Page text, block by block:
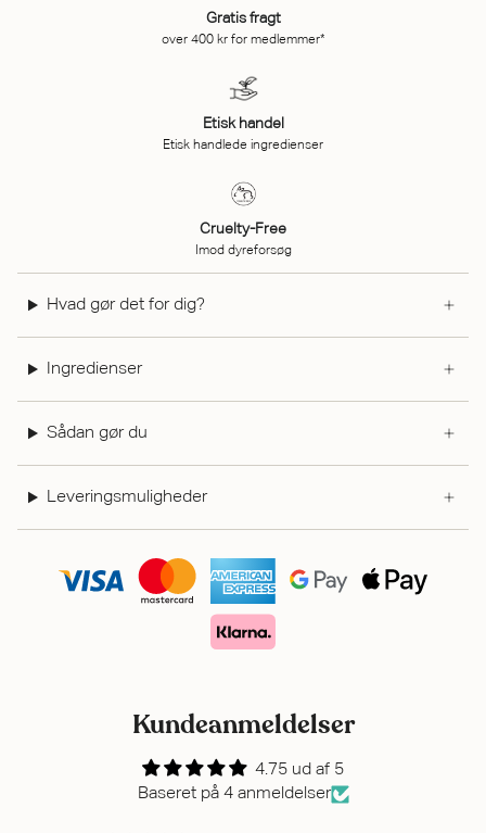
Gratis fragt
over 400 kr for medlemmer*
Etisk handel
Etisk handlede ingredienser
Cruelty-Free
Imod dyreforsøg
Hvad gør det for dig?
Ingredienser
Sådan gør du
Leveringsmuligheder
Kundeanmeldelser
4.75 ud af 5
Baseret på 4 anmeldelser